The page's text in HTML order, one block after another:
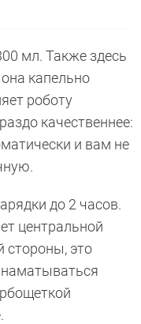
мл. Также здесь
капельно
роботу
качественнее:
и вам не
до 2 часов.
центральной
стороны, это
наматываться